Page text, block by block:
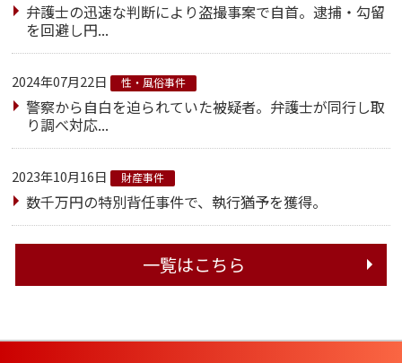
弁護士の迅速な判断により盗撮事案で自首。逮捕・勾留
を回避し円...
2024年07月22日 性・風俗事件
警察から自白を迫られていた被疑者。弁護士が同行し取
り調べ対応...
2023年10月16日 財産事件
数千万円の特別背任事件で、執行猶予を獲得。
一覧はこちら